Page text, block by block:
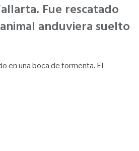
Fue rescatado
anduviera suelto
en una boca de tormenta. El